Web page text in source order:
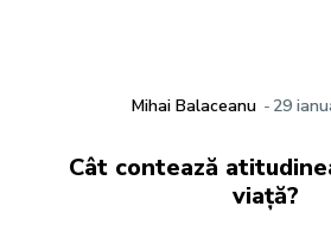
Mihai Balaceanu - 29
Cât contează
viață?